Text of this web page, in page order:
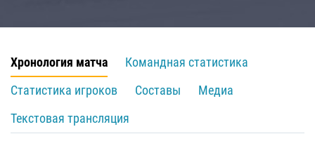
Хронология матча
Командная статистика
Статистика игроков
Составы
Медиа
Текстовая трансляция